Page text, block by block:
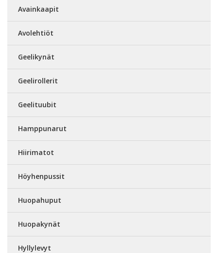
Avainkaapit
Avolehtiöt
Geelikynät
Geelirollerit
Geelituubit
Hamppunarut
Hiirimatot
Höyhenpussit
Huopahuput
Huopakynät
Hyllylevyt